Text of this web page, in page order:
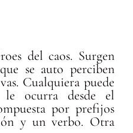
del caos. Surgen
se auto perciben
Cualquiera puede
ocurra desde el
por prefijos
y un verbo. Otra